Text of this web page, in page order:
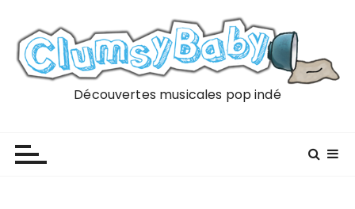
Découvertes musicales pop indé